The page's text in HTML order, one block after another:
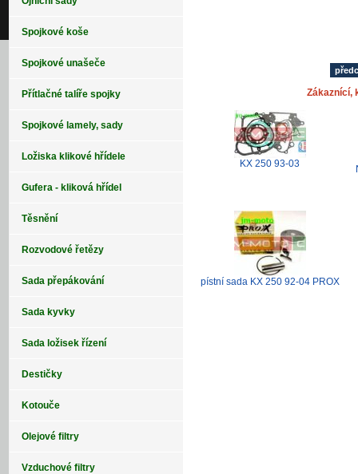
Spojkové koše
Spojkové unašeče
Přítlačné talíře spojky
Spojkové lamely, sady
Ložiska klikové hřídele
Gufera - kliková hřídel
Těsnění
Rozvodové řetězy
Sada přepákování
Sada kyvky
Sada ložisek řízení
Destičky
Kotouče
Olejové filtry
Vzduchové filtry
Zákaznící,
KX 250 93-03
pístní sada KX 250 92-04 PROX